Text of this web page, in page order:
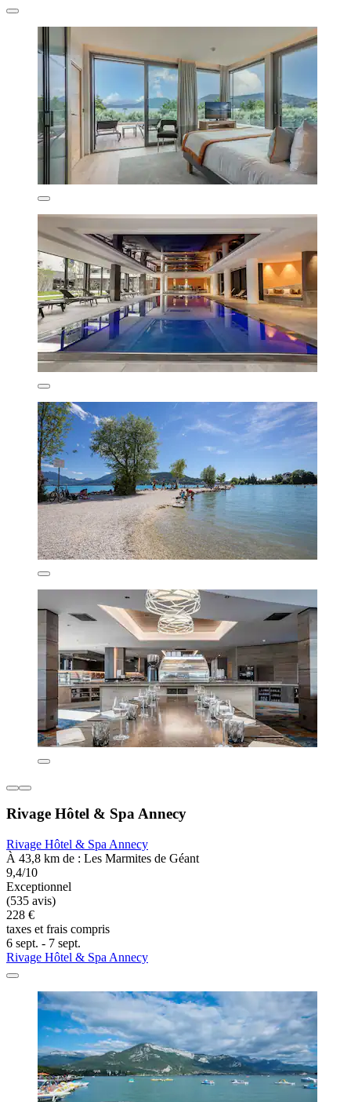
Rivage Hôtel & Spa Annecy
Rivage Hôtel & Spa Annecy
À 43,8 km de : Les Marmites de Géant
9,4/10
Exceptionnel
(535 avis)
228 €
taxes et frais compris
6 sept. - 7 sept.
Rivage Hôtel & Spa Annecy